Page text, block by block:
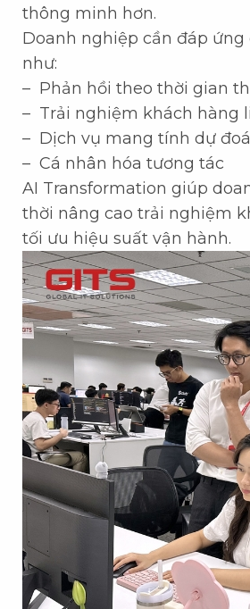
thông minh hơn.
Doanh nghiệp cần đáp ứng
như:
– Phản hồi theo thời gian
– Trải nghiệm khách hàng
– Dịch vụ mang tính dự
– Cá nhân hóa tương tác
AI Transformation giúp
thời nâng cao trải nghiệm
tối ưu hiệu suất vận hành.